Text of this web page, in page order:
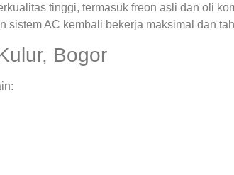
tinggi, termasuk freon asli dan oli
sistem AC kembali bekerja maksimal dan
Bogor